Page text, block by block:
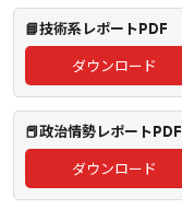
📘技術系レポートPDF
ダウンロード
📕政治情勢レポートPDF
ダウンロード